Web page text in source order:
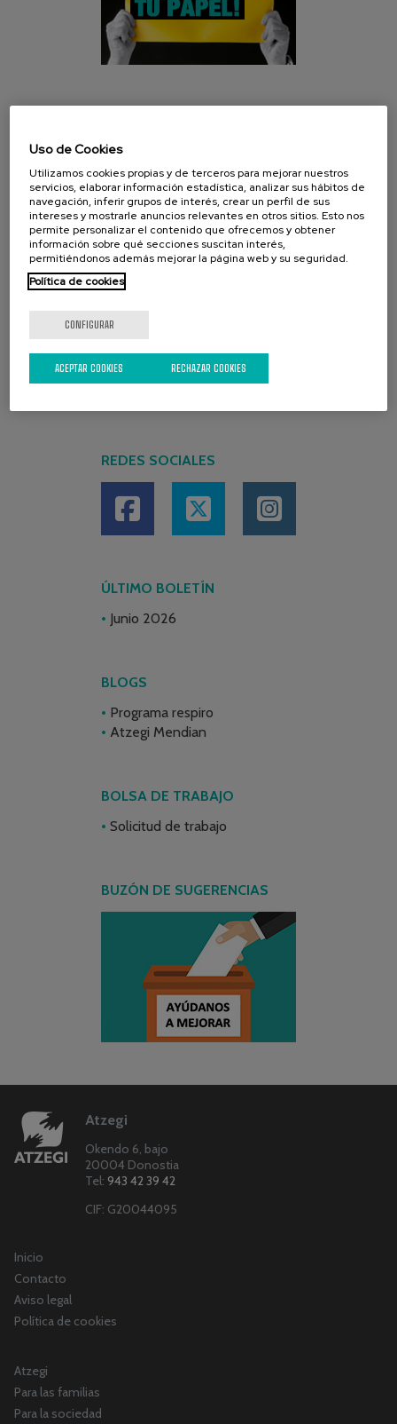
REDES SOCIALES
ÚLTIMO BOLETÍN
Junio 2026
BLOGS
Programa respiro
Atzegi Mendian
BOLSA DE TRABAJO
Solicitud de trabajo
BUZÓN DE SUGERENCIAS
Atzegi
Okendo 6, bajo
20004 Donostia
Tel: 943 42 39 42
CIF: G20044095
Inicio
Contacto
Aviso legal
Política de cookies
Atzegi
Para las familias
Para la sociedad
Uso de Cookies
Utilizamos cookies propias y de terceros para mejorar nuestros
servicios, elaborar información estadística, analizar sus hábitos de
navegación, inferir grupos de interés, crear un perfil de sus
intereses y mostrarle anuncios relevantes en otros sitios. Esto nos
permite personalizar el contenido que ofrecemos y obtener
información sobre qué secciones suscitan interés,
permitiéndonos además mejorar la página web y su seguridad.
Política de cookies
CONFIGURAR
RECHAZAR COOKIES
ACEPTAR COOKIES